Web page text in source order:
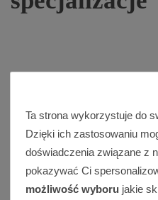
Ta strona wykorzystuje do
Dzięki ich zastosowaniu
doświadczenia związane z
pokazywać Ci
możliwość wyboru jakie
który przynosi realne
Przejmujemy projekty
martwym punkcie.
doświadczyły współpracy
niespełnionych obietnic.